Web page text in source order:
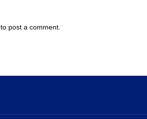
to post a comment.